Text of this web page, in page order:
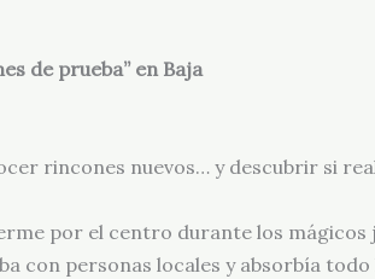
de prueba” en Baja
rincones nuevos… y descubrir si
por el centro durante los mágicos
con personas locales y absorbía